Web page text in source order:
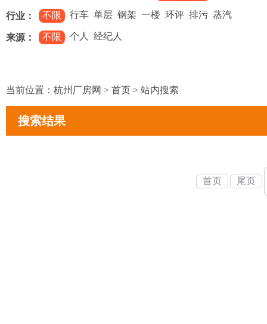
行业： 不限 行车 单层 钢架 一楼 环评 排污 蒸汽
来源： 不限 个人 经纪人
当前位置： 杭州厂房网 > 首页 > 站内搜索
搜索结果
首页 尾页